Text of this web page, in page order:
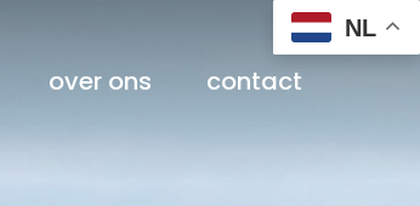
over ons contact
NL